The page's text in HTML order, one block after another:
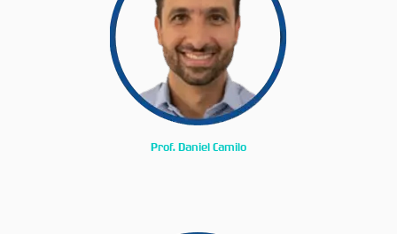
Prof. Daniel Camilo